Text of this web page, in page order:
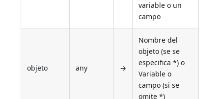
variable o un
campo
objeto any →
Nombre del
objeto (se se
especifica *) o
Variable o
campo (si se
omite *)